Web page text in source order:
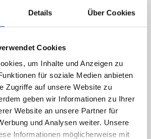
Details Über Cookies
Cookies
um Inhalte und Anzeigen zu
für soziale Medien anbieten
Zugriffe auf unsere Website zu
geben wir Informationen zu Ihrer
Website an unsere Partner für
und Analysen weiter. Unsere
Informationen möglicherweise mit